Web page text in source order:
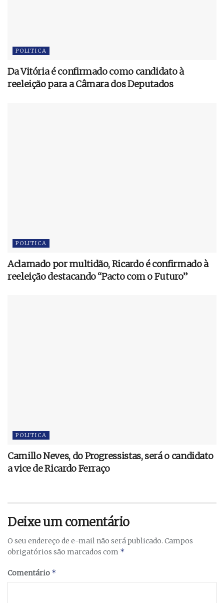
POLITICA
Da Vitória é confirmado como candidato à
reeleição para a Câmara dos Deputados
POLITICA
Aclamado por multidão, Ricardo é confirmado à
reeleição destacando “Pacto com o Futuro”
POLITICA
Camillo Neves, do Progressistas, será o candidato
a vice de Ricardo Ferraço
Deixe um comentário
O seu endereço de e-mail não será publicado. Campos
obrigatórios são marcados com *
Comentário *